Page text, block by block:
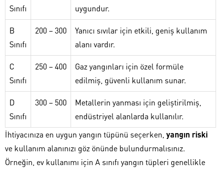
Sınıfı
uygundur.
B
Sınıfı
200 – 300
Yanıcı sıvılar için etkili, geniş kullanım
alanı vardır.
C
Sınıfı
250 – 400
Gaz yangınları için özel formüle
edilmiş, güvenli kullanım sunar.
D
Sınıfı
300 – 500
Metallerin yanması için geliştirilmiş,
endüstriyel alanlarda kullanılır.
İhtiyacınıza en uygun yangın tüpünü seçerken, yangın riski
ve kullanım alanınızı göz önünde bulundurmalısınız.
Örneğin, ev kullanımı için A sınıfı yangın tüpleri genellikle